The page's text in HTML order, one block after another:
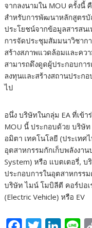
จากลงนามใน MOU ครั้งนี้
สำหรับการพัฒนาหลักสูตร
ประโยชน์จากข้อมูลสารสน
การจัดประชุมสัมมนาวิชากา
สร้างสภาพแวดล้อมและคว
สามารถดึงดูดผู้ประกอบกา
ลงทุนและสร้างสถานประก
ไป
อนึ่ง บริษัทในกลุ่ม EA ที่เข้
MOU นี้ ประกอบด้วย บริษั
อมิตา เทคโนโลยี (ประเทศ
อุตสาหกรรมกักเก็บพลังงา
System) หรือ แบตเตอรี่, บ
ประกอบการในอุตสาหกรร
บริษัท ไมน์ โมบิลีตี คอร์ปอ
(Electric Vehicle) หรือ EV